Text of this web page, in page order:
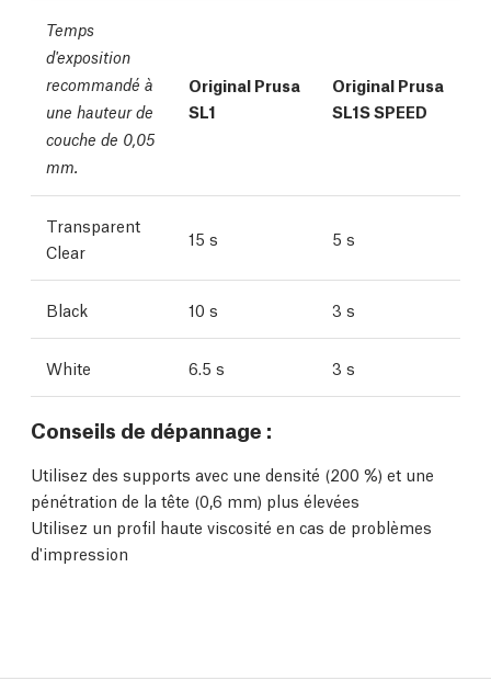
Temps
d'exposition
recommandé à
une hauteur de
couche de 0,05
mm.
Original Prusa
SL1
Original Prusa
SL1S SPEED
Transparent
Clear
15 s 5 s
Black 10 s 3 s
White 6.5 s 3 s
Conseils de dépannage :
Utilisez des supports avec une densité (200 %) et une
pénétration de la tête (0,6 mm) plus élevées
Utilisez un profil haute viscosité en cas de problèmes
d'impression